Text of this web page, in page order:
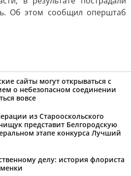
Об этом сообщил оперштаб
сайты могут открываться с
о небезопасном соединении
вовсе
из Старооскольского
представит Белгородскую
этапе конкурса Лучший
делу: история флориста